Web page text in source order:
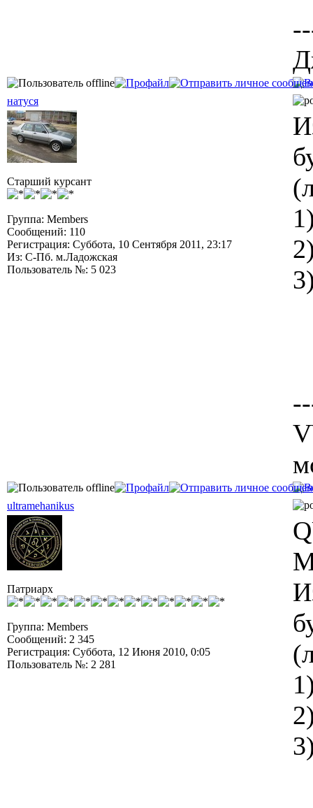
натуся
Старший курсант
Группа: Members
Сообщений: 110
Регистрация: Суббота, 10 Сентября 2011, 23:17
Из: С-Пб. м.Ладожская
Пользователь №: 5 023
ultramehanikus
Патриарх
Группа: Members
Сообщений: 2 345
Регистрация: Суббота, 12 Июня 2010, 0:05
Пользователь №: 2 281